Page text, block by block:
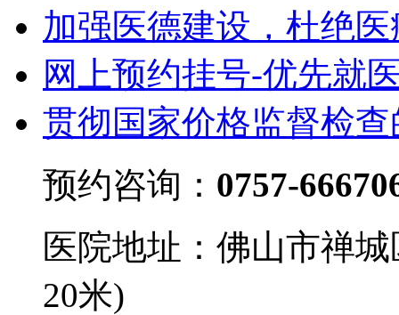
加强医德建设，杜绝
网上预约挂号-优先就
贯彻国家价格监督检
预约咨询： 0757-
医院地址：佛山市禅
20米)